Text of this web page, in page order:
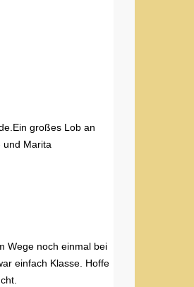
großes Lob an
und Marita
Wege noch einmal bei
einfach Klasse. Hoffe